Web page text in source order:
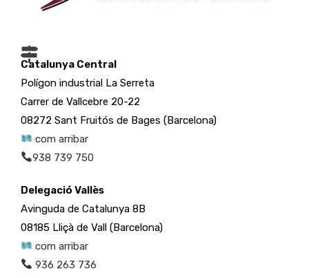
Catalunya Central
Polígon industrial La Serreta
Carrer de Vallcebre 20-22
08272 Sant Fruitós de Bages (Barcelona)
com arribar
938 739 750
Delegació Vallès
Avinguda de Catalunya 8B
08185 Lliçà de Vall (Barcelona)
com arribar
936 263 736